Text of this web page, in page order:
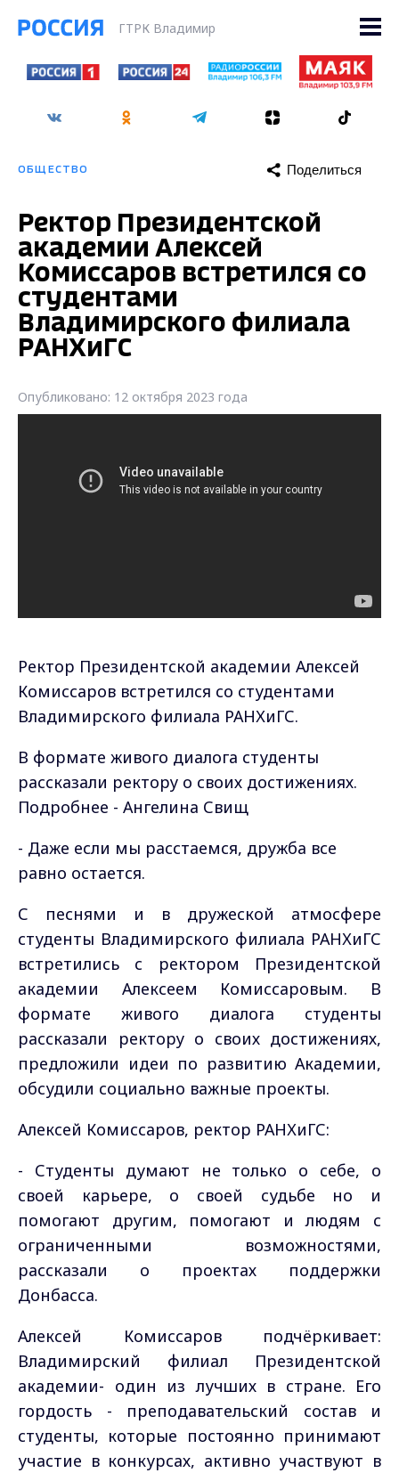
ГТРК Владимир
ОБЩЕСТВО Поделиться
Ректор Президентской
академии Алексей
Комиссаров встретился со
студентами
Владимирского филиала
РАНХиГС
Опубликовано: 12 октября 2023 года
Ректор Президентской академии Алексей
Комиссаров встретился со студентами
Владимирского филиала РАНХиГС.
В формате живого диалога студенты
рассказали ректору о своих достижениях.
Подробнее - Ангелина Свищ
- Даже если мы расстаемся, дружба все
равно остается.
С песнями и в дружеской атмосфере
студенты Владимирского филиала РАНХиГС
встретились с ректором Президентской
академии Алексеем Комиссаровым. В
формате живого диалога студенты
рассказали ректору о своих достижениях,
предложили идеи по развитию Академии,
обсудили социально важные проекты.
Алексей Комиссаров, ректор РАНХиГС:
- Студенты думают не только о себе, о
своей карьере, о своей судьбе но и
помогают другим, помогают и людям с
ограниченными возможностями,
рассказали о проектах поддержки
Донбасса.
Алексей Комиссаров подчёркивает:
Владимирский филиал Президентской
академии- один из лучших в стране. Его
гордость - преподавательский состав и
студенты, которые постоянно принимают
участие в конкурсах, активно участвуют в